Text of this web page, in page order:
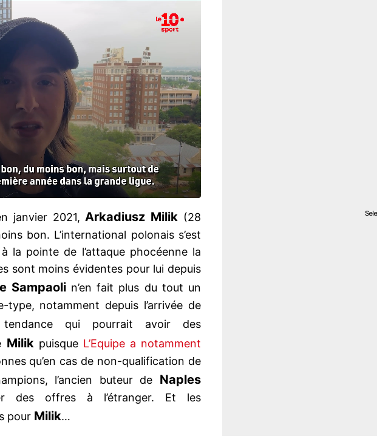
janvier 2021,Arkadiusz Milik (28
bon. L’international polonais s’est
la pointe de l’attaque phocéenne la
sont moins évidentes pour lui depuis
Sampaolin’en fait plus du tout un
notamment depuis l’arrivée de
qui pourrait avoir des
Milikpuisque L’Equipe a notamment
qu’en cas de non-qualification de
l’ancien buteur de Naples
des offres à l’étranger. Et les
pour Milik…